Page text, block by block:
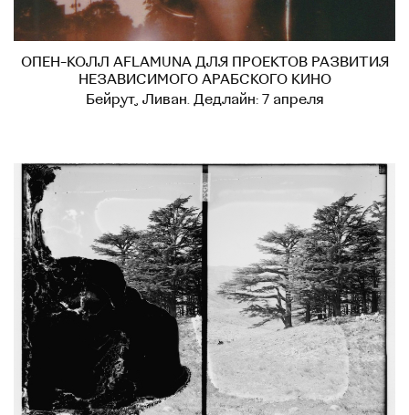
ОПЕН-КОЛЛ AFLAMUNA ДЛЯ ПРОЕКТОВ РАЗВИТИЯ
НЕЗАВИСИМОГО АРАБСКОГО КИНО
Бейрут, Ливан. Дедлайн: 7 апреля